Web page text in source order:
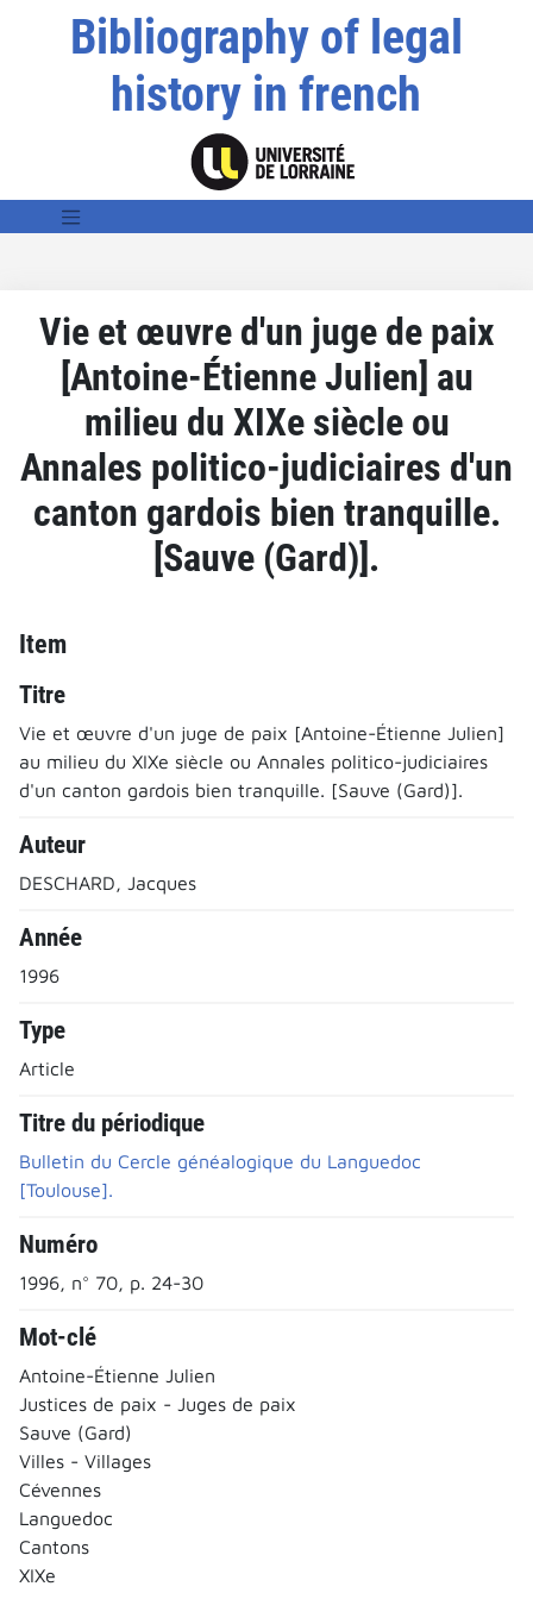
Bibliography of legal
history in french
Vie et œuvre d'un juge de paix
[Antoine-Étienne Julien] au
milieu du XIXe siècle ou
Annales politico-judiciaires d'un
canton gardois bien tranquille.
[Sauve (Gard)].
Item
Titre
Vie et œuvre d'un juge de paix [Antoine-Étienne Julien]
au milieu du XIXe siècle ou Annales politico-judiciaires
d'un canton gardois bien tranquille. [Sauve (Gard)].
Auteur
DESCHARD, Jacques
Année
1996
Type
Article
Titre du périodique
Bulletin du Cercle généalogique du Languedoc
[Toulouse].
Numéro
1996, n° 70, p. 24-30
Mot-clé
Antoine-Étienne Julien
Justices de paix - Juges de paix
Sauve (Gard)
Villes - Villages
Cévennes
Languedoc
Cantons
XIXe